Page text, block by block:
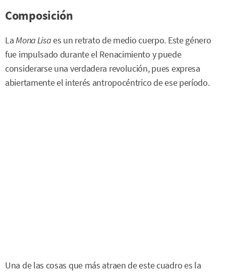
Composición
LaMona Lisaes un retrato de medio cuerpo. Este género
fue impulsado durante el Renacimiento y puede
considerarse una verdadera revolución, pues expresa
abiertamente el interés antropocéntrico de ese período.
Una de las cosas que más atraen de este cuadro es la